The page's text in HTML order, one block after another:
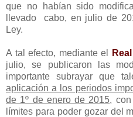
que no habían sido
llevado cabo, en julio de
Ley.
A tal efecto, mediante el
julio, se publicaron las
importante subrayar que
aplicación a los periodos
de 1º de enero de 2015,
límites para poder gozar del